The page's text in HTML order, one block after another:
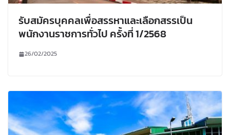
รับสมัครบุคคลเพื่อสรรหาและเลือกสรรเป็น
พนักงานราชการทั่วไป ครั้งที่ 1/2568
26/02/2025